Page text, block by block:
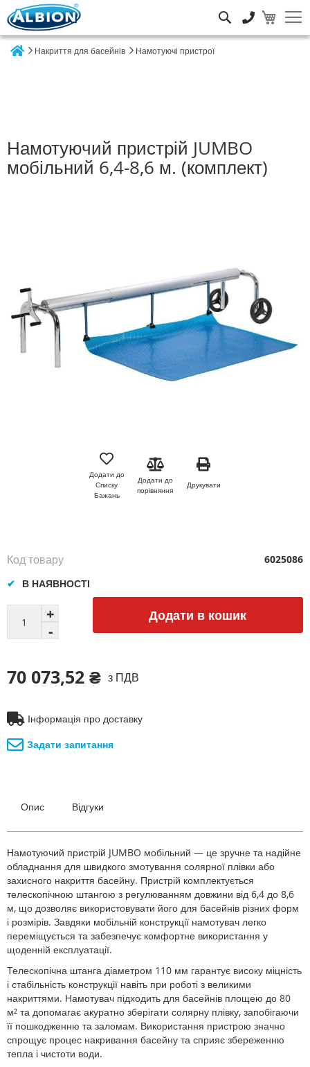
Накриття для басейнів Намотуючі пристрої
Намотуючий пристрій JUMBO
мобільний 6,4-8,6 м. (комплект)
Додати до
Списку
Бажань
Додати до
порівняння
Друкувати
Додати в кошик
70 073,52 ₴ з ПДВ
В НАЯВНОСТІ
Код товару 6025086
Інформація про доставку
Задати запитання
Опис Відгуки
Намотуючий пристрій JUMBO мобільний — це зручне та надійне
обладнання для швидкого змотування солярної плівки або
захисного накриття басейну. Пристрій комплектується
телескопічною штангою з регулюванням довжини від 6,4 до 8,6
м, що дозволяє використовувати його для басейнів різних форм
і розмірів. Завдяки мобільній конструкції намотувач легко
переміщується та забезпечує комфортне використання у
щоденній експлуатації.
Телескопічна штанга діаметром 110 мм гарантує високу міцність
і стабільність конструкції навіть при роботі з великими
накриттями. Намотувач підходить для басейнів площею до 80
м² та допомагає акуратно зберігати солярну плівку, запобігаючи
її пошкодженню та заломам. Використання пристрою значно
спрощує процес накривання басейну та сприяє збереженню
тепла і чистоти води.